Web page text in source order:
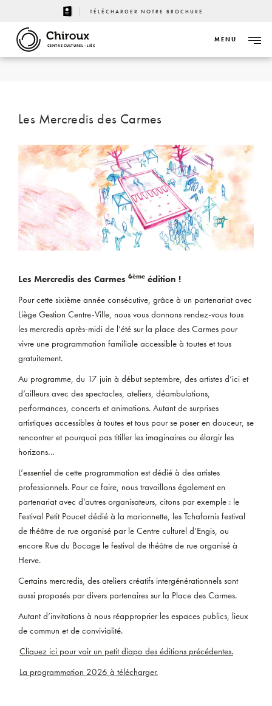
TÉLÉCHARGER NOTRE BROCHURE
CENTRE CULTUREL - LIÈGE
MENU
Les Mercredis des Carmes
Les Mercredis des Carmes 6ème édition !
Pour cette sixième année consécutive, grâce à un partenariat avec
Liège Gestion Centre-Ville, nous vous donnons rendez-vous tous
les mercredis après-midi de l’été sur la place des Carmes pour
vivre une programmation familiale accessible à toutes et tous
gratuitement.
Au programme, du 17 juin à début septembre, des artistes d’ici et
d’ailleurs avec des spectacles, ateliers, déambulations,
performances, concerts et animations. Autant de surprises
artistiques accessibles à toutes et tous pour se poser en douceur, se
rencontrer et pourquoi pas titiller les imaginaires ou élargir les
horizons…
L’essentiel de cette programmation est dédié à des artistes
professionnels. Pour ce faire, nous travaillons également en
partenariat avec d’autres organisateurs, citons par exemple : le
Festival Petit Poucet dédié à la marionnette, les Tchafornis festival
de théâtre de rue organisé par le Centre culturel d’Engis, ou
encore Rue du Bocage le festival de théâtre de rue organisé à
Herve.
Certains mercredis, des ateliers créatifs intergénérationnels sont
aussi proposés par divers partenaires sur la Place des Carmes.
Autant d’invitations à nous réapproprier les espaces publics, lieux
de commun et de convivialité.
Cliquez ici pour voir un petit diapo des éditions précédentes.
La programmation 2026 à télécharger.